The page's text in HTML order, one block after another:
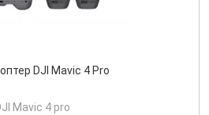
DJI Mavic 4 Pro
Mavic 4 pro